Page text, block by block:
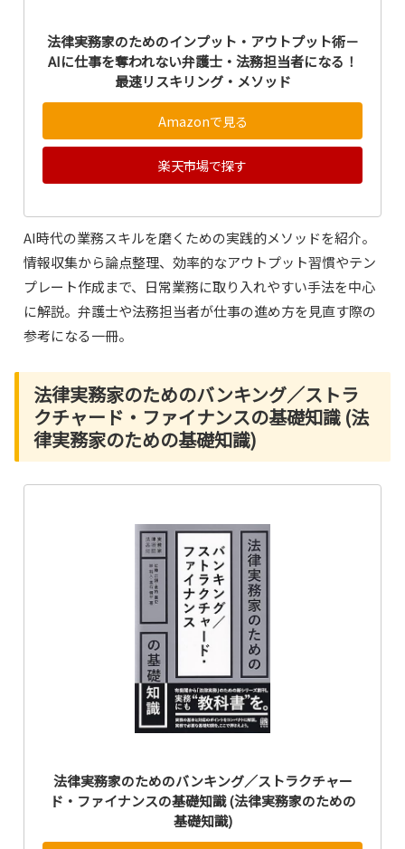
法律実務家のためのインプット・アウトプット術－
AIに仕事を奪われない弁護士・法務担当者になる！
最速リスキリング・メソッド
Amazonで見る
楽天市場で探す
AI時代の業務スキルを磨くための実践的メソッドを紹介。
情報収集から論点整理、効率的なアウトプット習慣やテン
プレート作成まで、日常業務に取り入れやすい手法を中心
に解説。弁護士や法務担当者が仕事の進め方を見直す際の
参考になる一冊。
法律実務家のためのバンキング／ストラ
クチャード・ファイナンスの基礎知識 (法
律実務家のための基礎知識)
法律実務家のためのバンキング／ストラクチャー
ド・ファイナンスの基礎知識 (法律実務家のための
基礎知識)